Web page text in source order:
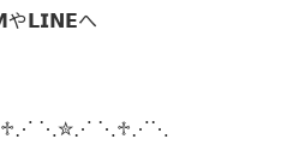
や𝗟𝗜𝗡𝗘へ
⋱✮⋰ ⋱♱⋰⋱